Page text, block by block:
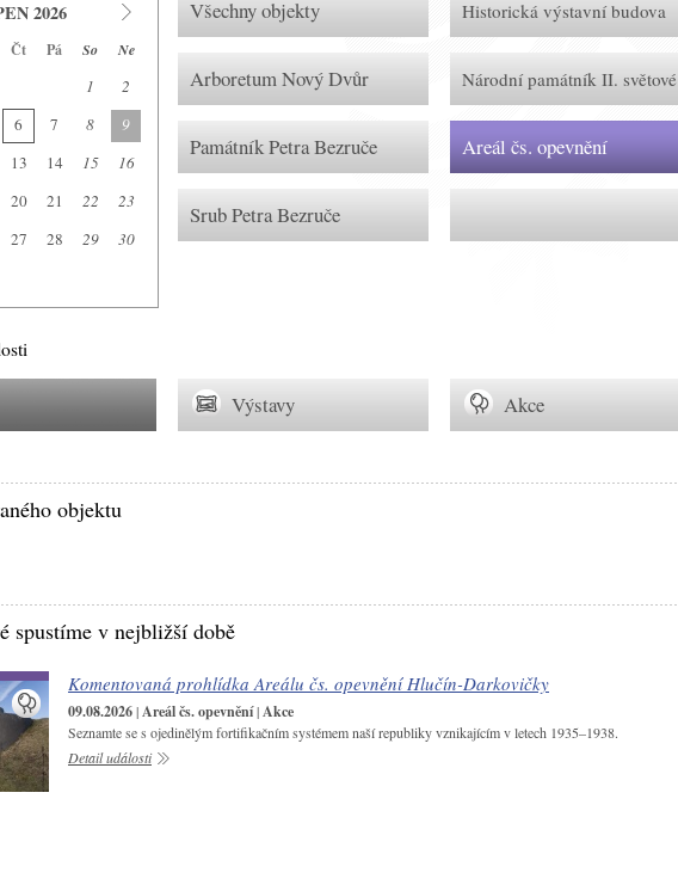
2026
Čt Pá So Ne
1
2
6 7 8
9
13 14 15
16
20 21 22
23
27 28 29
30
Všechny objekty Historická výstavní budova
Arboretum Nový Dvůr Národní památník II. světové
Památník Petra Bezruče Areál čs. opevnění
Srub Petra Bezruče
Výstavy Akce
objektu
spustíme v nejbližší době
Komentovaná prohlídka Areálu čs. opevnění Hlučín-Darkovičky
09.08.2026|Areál čs. opevnění|Akce
Seznamte se s ojedinělým fortifikačním systémem naší republiky vznikajícím v letech 1935–1938.
Detail události